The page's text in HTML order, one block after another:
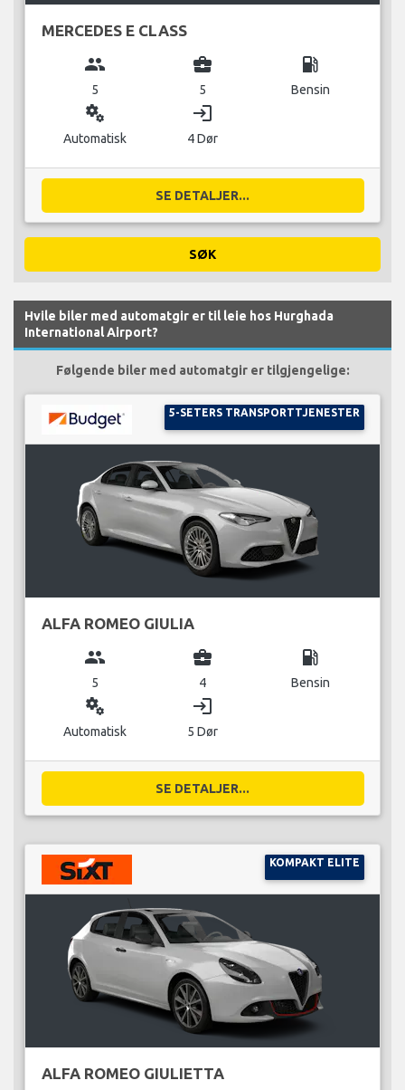
MERCEDES E CLASS
group
5
business_center
5
local_gas_station
Bensin
miscellaneous_services
Automatisk
login
4 Dør
SE DETALJER...
SØK
Hvile biler med automatgir er til leie hos Hurghada
International Airport?
Følgende biler med automatgir er tilgjengelige:
5-SETERS TRANSPORTTJENESTER
ALFA ROMEO GIULIA
group
5
business_center
4
local_gas_station
Bensin
miscellaneous_services
Automatisk
login
5 Dør
SE DETALJER...
KOMPAKT ELITE
ALFA ROMEO GIULIETTA